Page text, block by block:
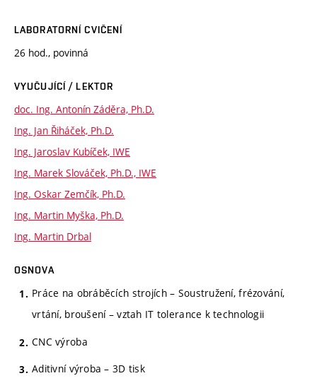
LABORATORNÍ CVIČENÍ
26 hod., povinná
VYUČUJÍCÍ / LEKTOR
doc. Ing. Antonín Záděra, Ph.D.
Ing. Jan Řiháček, Ph.D.
Ing. Jaroslav Kubíček, IWE
Ing. Marek Slováček, Ph.D., IWE
Ing. Oskar Zemčík, Ph.D.
Ing. Martin Myška, Ph.D.
Ing. Martin Drbal
OSNOVA
Práce na obráběcích strojích – Soustružení, frézování,
vrtání, broušení – vztah IT tolerance k technologii
CNC výroba
Aditivní výroba – 3D tisk